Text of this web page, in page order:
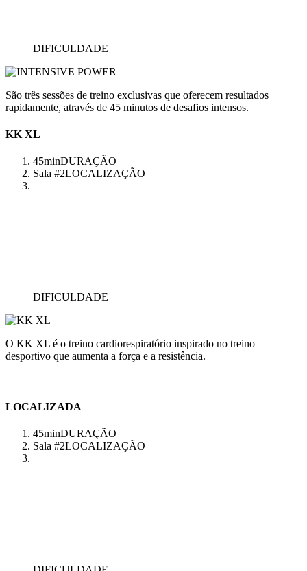
DIFICULDADE
São três sessões de treino exclusivas que oferecem resultados
rapidamente, através de 45 minutos de desafios intensos.
KK XL
45minDURAÇÃO
Sala #2LOCALIZAÇÃO
DIFICULDADE
O KK XL é o treino cardiorespiratório inspirado no treino
desportivo que aumenta a força e a resistência.
LOCALIZADA
45minDURAÇÃO
Sala #2LOCALIZAÇÃO